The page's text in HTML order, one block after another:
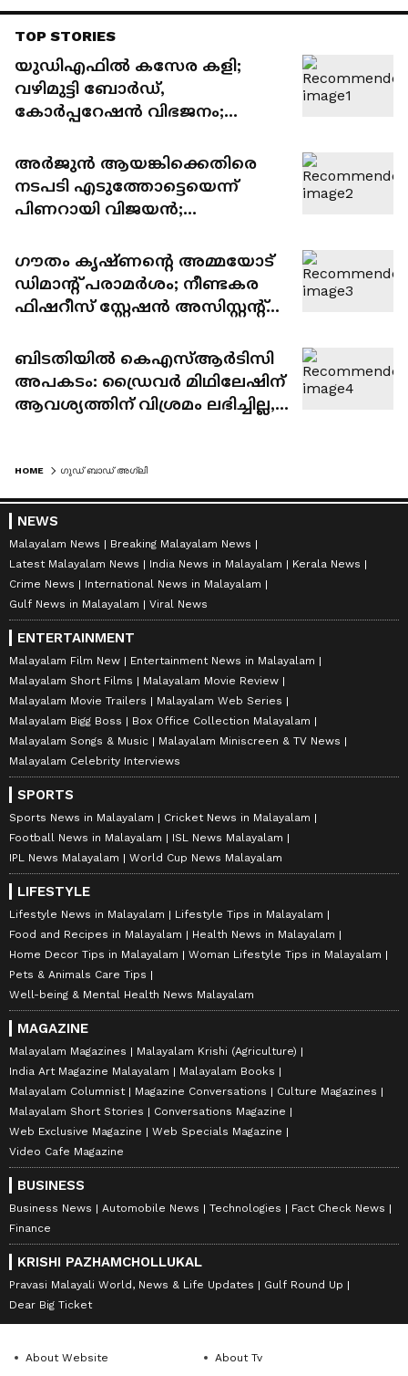
TOP STORIES
യുഡിഎഫിൽ കസേര കളി;
വഴിമുട്ടി ബോർഡ്,
കോർപ്പറേഷൻ വിഭജനം;
സ്ഥാനത്തേക്ക് ദീപ്തിയോ
ഐഷ പോറ്റിയോ?
അർജുൻ ആയങ്കിക്കെതിരെ
നടപടി എടുത്തോട്ടെയെന്ന്
പിണറായി വിജയൻ;
ചുമതല തനിക്കില്ല'
ഗൗതം കൃഷ്ണൻ്റെ അമ്മയോട്
ഡിമാന്റ് പരാമർ‌ശം; നീണ്ടകര
ഫിഷറീസ് സ്റ്റേഷൻ അസിസ്റ്റന്റ്
ബിടതിയിൽ കെഎസ്ആർടിസി
അപകടം: ഡ്രൈവർ മിഥിലേഷിന്
ആവശ്യത്തിന് വിശ്രമം ലഭിച്ചില്ല,
HOME ഗുഡ് ബാഡ് അഗ്ലി
NEWS
Malayalam News
Breaking Malayalam News
Latest Malayalam News
India News in Malayalam
Kerala News
Crime News
International News in Malayalam
Gulf News in Malayalam
Viral News
ENTERTAINMENT
Malayalam Film New
Entertainment News in Malayalam
Malayalam Short Films
Malayalam Movie Review
Malayalam Movie Trailers
Malayalam Web Series
Malayalam Bigg Boss
Box Office Collection Malayalam
Malayalam Songs & Music
Malayalam Miniscreen & TV News
Malayalam Celebrity Interviews
SPORTS
Sports News in Malayalam
Cricket News in Malayalam
Football News in Malayalam
ISL News Malayalam
IPL News Malayalam
World Cup News Malayalam
LIFESTYLE
Lifestyle News in Malayalam
Lifestyle Tips in Malayalam
Food and Recipes in Malayalam
Health News in Malayalam
Home Decor Tips in Malayalam
Woman Lifestyle Tips in Malayalam
Pets & Animals Care Tips
Well-being & Mental Health News Malayalam
MAGAZINE
Malayalam Magazines
Malayalam Krishi (Agriculture)
India Art Magazine Malayalam
Malayalam Books
Malayalam Columnist
Magazine Conversations
Culture Magazines
Malayalam Short Stories
Conversations Magazine
Web Exclusive Magazine
Web Specials Magazine
Video Cafe Magazine
BUSINESS
Business News Automobile News Technologies
Fact Check News
Finance
KRISHI PAZHAMCHOLLUKAL
Pravasi Malayali World, News & Life Updates
Gulf Round Up
Dear Big Ticket
About Website About Tv